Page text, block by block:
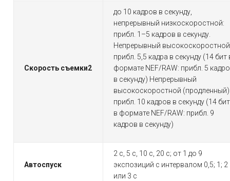
Скорость съемки2
до 10 кадров в секунду,
непрерывный низкоскоростной:
прибл. 1–5 кадров в секунду.
Непрерывный
прибл. 5,5 кадра в секунду (14 бит
формате NEF/RAW: прибл. 5
в секунду) Непрерывный
высокоскоростной
прибл. 10 кадров в секунду (14 бит
в формате NEF/RAW: прибл. 9
кадров в секунду)
Автоспуск
2 с, 5 с, 10 с, 20 с; от 1 до 9
экспозиций с интервалом 0,5; 1; 2
или 3 с